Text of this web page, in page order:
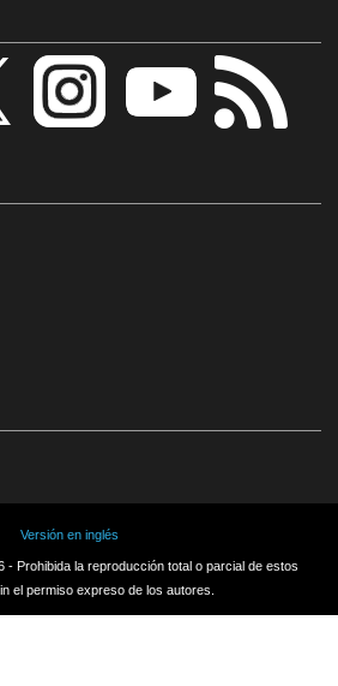
Versión en inglés
- Prohibida la reproducción total o parcial de estos
el permiso expreso de los autores.